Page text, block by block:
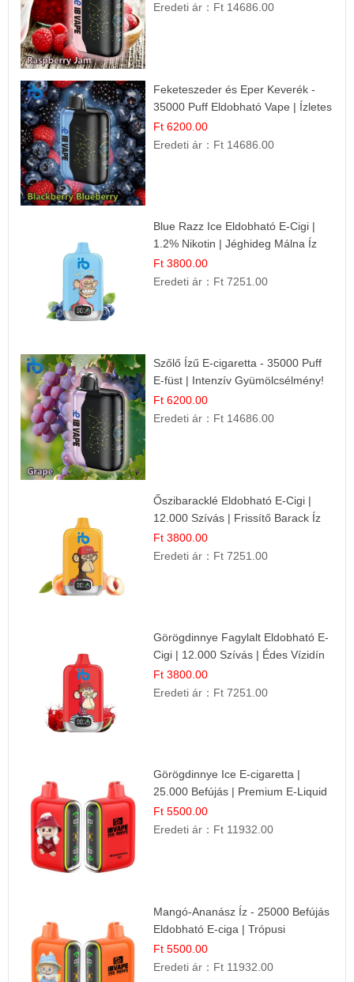
Eredeti ár： Ft 14686.00
Feketeszeder és Eper Keverék -
35000 Puff Eldobható Vape | Ízletes
Gyümölcsökombináció!
Ft 6200.00
Eredeti ár： Ft 14686.00
Blue Razz Ice Eldobható E-Cigi |
1.2% Nikotin | Jéghideg Málna Íz
Ft 3800.00
Eredeti ár： Ft 7251.00
Szőlő Ízű E-cigaretta - 35000 Puff
E-füst | Intenzív Gyümölcsélmény!
Ft 6200.00
Eredeti ár： Ft 14686.00
Őszibaracklé Eldobható E-Cigi |
12.000 Szívás | Frissítő Barack Íz
Ft 3800.00
Eredeti ár： Ft 7251.00
Görögdinnye Fagylalt Eldobható E-
Cigi | 12.000 Szívás | Édes Vízidín
Íz
Ft 3800.00
Eredeti ár： Ft 7251.00
Görögdinnye Ice E-cigaretta |
25.000 Befújás | Premium E-Liquid
Ft 5500.00
Eredeti ár： Ft 11932.00
Mangó-Ananász Íz - 25000 Befújás
Eldobható E-ciga | Trópusi
Gyümölcs Élmény!
Ft 5500.00
Eredeti ár： Ft 11932.00